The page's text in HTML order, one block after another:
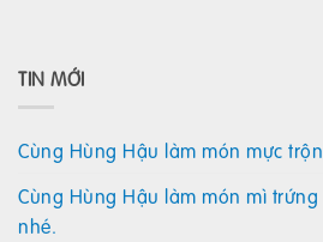
TIN MỚI
Cùng Hùng Hậu làm món mực
Cùng Hùng Hậu làm món mì
nhé.